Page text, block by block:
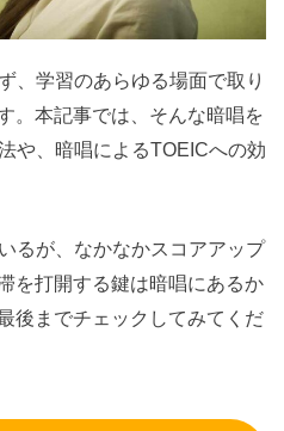
、学習のあらゆる場面で取り
。本記事では、そんな暗唱を
や、暗唱によるTOEICへの効
るが、なかなかスコアアップ
を打開する鍵は暗唱にあるか
後までチェックしてみてくだ